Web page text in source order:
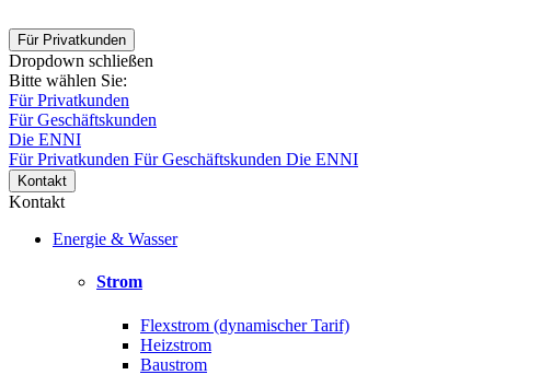
Für Privatkunden
Dropdown schließen
Bitte wählen Sie:
Für Privatkunden
Für Geschäftskunden
Die ENNI
Für Privatkunden Für Geschäftskunden Die ENNI
Kontakt
Kontakt
Energie & Wasser
Strom
Flexstrom (dynamischer Tarif)
Heizstrom
Baustrom